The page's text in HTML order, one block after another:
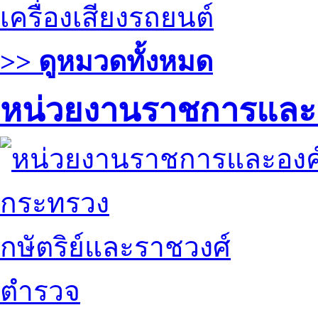
เครื่องเสียงรถยนต์
>> ดูหมวดทั้งหมด
หน่วยงานราชการแล
กระทรวง
กษัตริย์และราชวงศ์
ตำรวจ